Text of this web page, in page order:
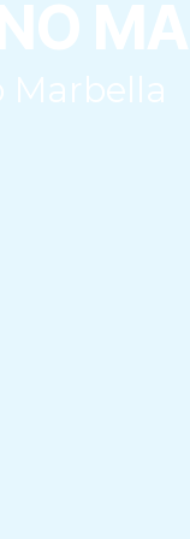
Marbella